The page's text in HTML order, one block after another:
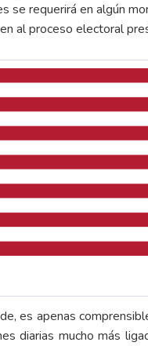
se requerirá en algún
al proceso electoral
es apenas
diarias mucho más